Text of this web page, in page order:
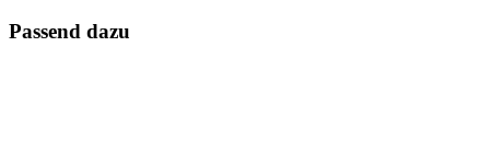
Passend dazu